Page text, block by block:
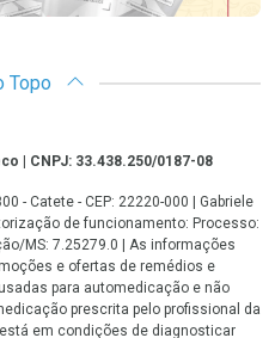
Topo
| CNPJ: 33.438.250/0187-08
- Catete - CEP: 22220-000 | Gabriele
de funcionamento: Processo:
MS: 7.25279.0 | As informações
e ofertas de remédios e
para automedicação e não
prescrita pelo profissional da
em condições de diagnosticar